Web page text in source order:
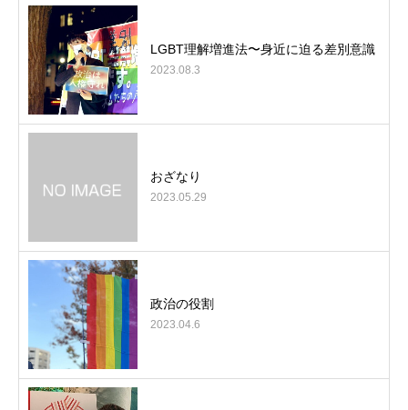
LGBT理解増進法〜身近に迫る差別意識
2023.08.3
おざなり
2023.05.29
政治の役割
2023.04.6